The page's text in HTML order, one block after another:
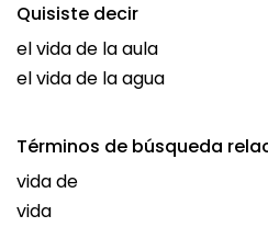
Quisiste decir
el vida de la aula
el vida de la agua
Términos de búsqueda
vida de
vida